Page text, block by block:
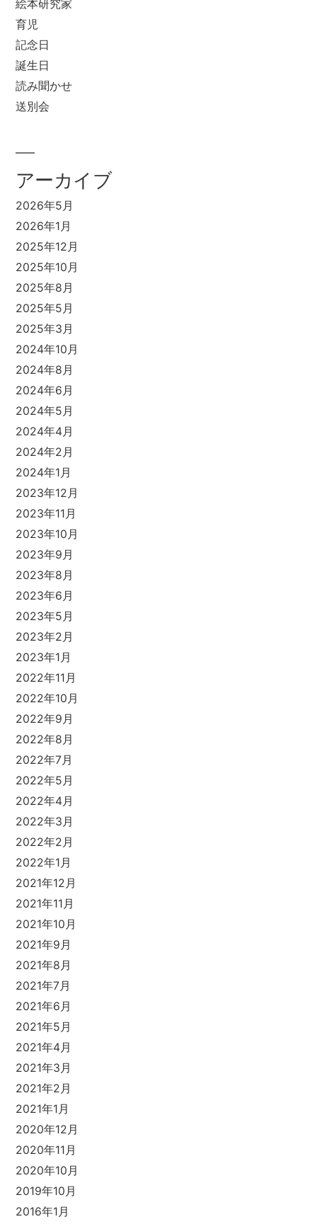
絵本研究家
育児
記念日
誕生日
読み聞かせ
送別会
アーカイブ
2026年5月
2026年1月
2025年12月
2025年10月
2025年8月
2025年5月
2025年3月
2024年10月
2024年8月
2024年6月
2024年5月
2024年4月
2024年2月
2024年1月
2023年12月
2023年11月
2023年10月
2023年9月
2023年8月
2023年6月
2023年5月
2023年2月
2023年1月
2022年11月
2022年10月
2022年9月
2022年8月
2022年7月
2022年5月
2022年4月
2022年3月
2022年2月
2022年1月
2021年12月
2021年11月
2021年10月
2021年9月
2021年8月
2021年7月
2021年6月
2021年5月
2021年4月
2021年3月
2021年2月
2021年1月
2020年12月
2020年11月
2020年10月
2019年10月
2016年1月